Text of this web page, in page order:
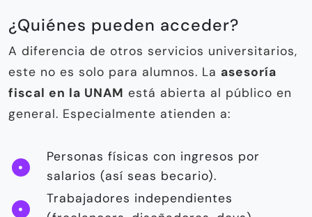
¿Quiénes pueden acceder?
A diferencia de otros servicios universitarios,
este no es solo para alumnos. La asesoría
fiscal en la UNAM está abierta al público en
general. Especialmente atienden a:
Personas físicas con ingresos por
salarios (así seas becario).
Trabajadores independientes